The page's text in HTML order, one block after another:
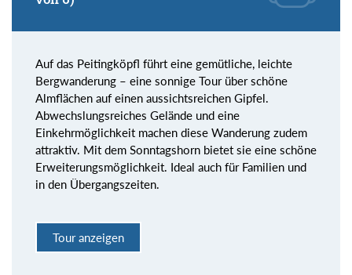
Auf das Peitingköpfl führt eine gemütliche, leichte
Bergwanderung – eine sonnige Tour über schöne
Almflächen auf einen aussichtsreichen Gipfel.
Abwechslungsreiches Gelände und eine
Einkehrmöglichkeit machen diese Wanderung zudem
attraktiv. Mit dem Sonntagshorn bietet sie eine schöne
Erweiterungsmöglichkeit. Ideal auch für Familien und
in den Übergangszeiten.
Tour anzeigen